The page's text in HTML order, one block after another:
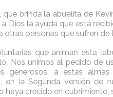
brinda la abuelita de
Dios la ayuda que está
otras personas que sufren
que animan esta
Nos unimos al pedido de
generosos, a estas almas
en la Segunda versión de
haya crecido en cubrimiento,